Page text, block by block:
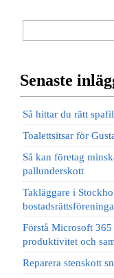
Senaste
Så hittar du rätt
Toalettsitsar för
Så kan företag
pallunderskott
Takläggare i
Förstå Microsoft
produktivitet och
Reparera stenskott